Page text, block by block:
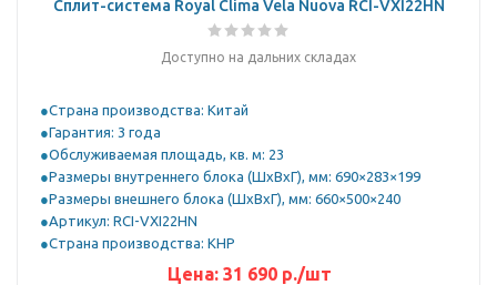
Сплит-система Royal Clima Vela Nuova RCI-VXI22HN
Доступно на дальних складах
Страна производства: Китай
Гарантия: 3 года
Обслуживаемая площадь, кв. м: 23
Размеры внутреннего блока (ШхВхГ), мм: 690×283×199
Размеры внешнего блока (ШхВхГ), мм: 660×500×240
Артикул: RCI-VXI22HN
Страна производства: КНР
Цена: 31 690р./шт